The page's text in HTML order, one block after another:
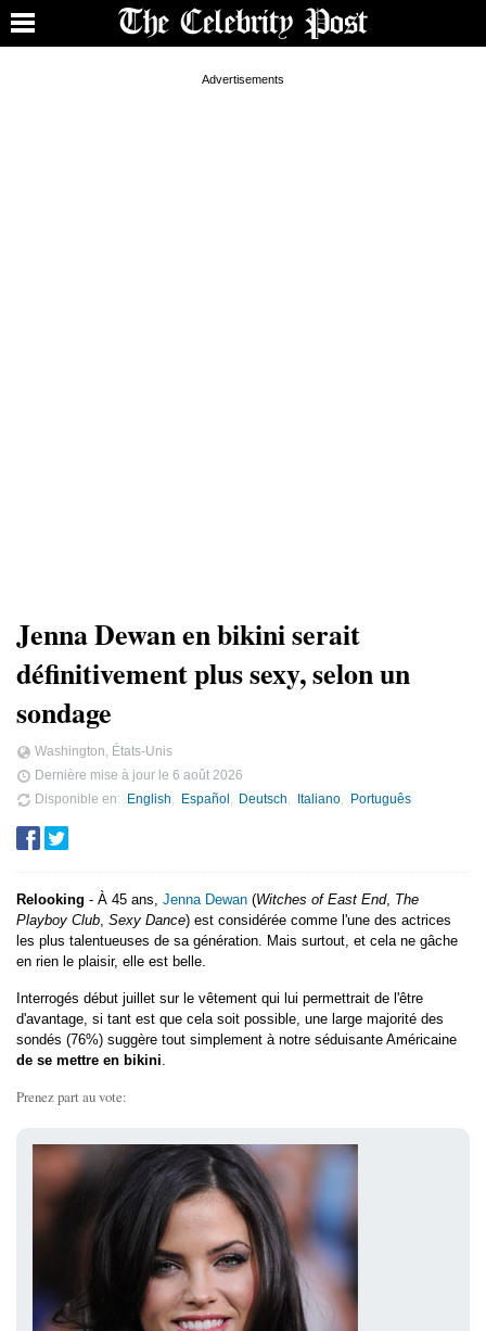
Jenna Dewan en bikini serait
définitivement plus sexy, selon un
sondage
Washington, États-Unis
Dernière mise à jour le 6 août 2026
Disponible en
English Español Deutsch Italiano Português
Relooking - À 45 ans, Jenna Dewan (Witches of East End, The
Playboy Club, Sexy Dance) est considérée comme l'une des actrices
les plus talentueuses de sa génération. Mais surtout, et cela ne gâche
en rien le plaisir, elle est belle.
Interrogés début juillet sur le vêtement qui lui permettrait de l'être
d'avantage, si tant est que cela soit possible, une large majorité des
sondés (76%) suggère tout simplement à notre séduisante Américaine
de se mettre en bikini.
Prenez part au vote: